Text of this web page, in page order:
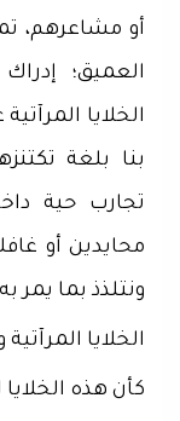
أو مشاعرهم،
العميق؛
الخلايا
بنا بلغة
تجارب حية
محايدين أو
ونتلذذ بما يمر
الخلايا
كأن هذه